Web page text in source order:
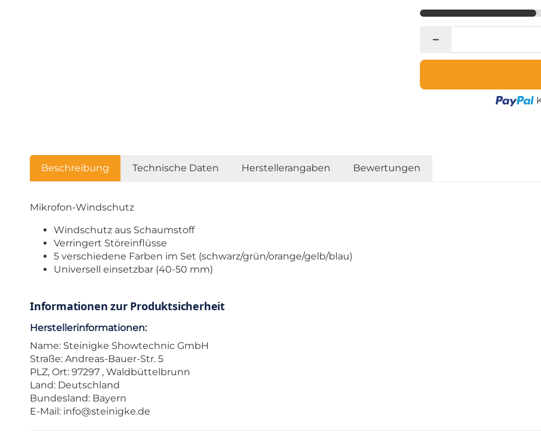
Beschreibung Technische Daten Herstellerangaben Bewertungen
Mikrofon-Windschutz
Windschutz aus Schaumstoff
Verringert Störeinflüsse
5 verschiedene Farben im Set (schwarz/grün/orange/gelb/blau)
Universell einsetzbar (40-50 mm)
Informationen zur Produktsicherheit
Herstellerinformationen:
Name: Steinigke Showtechnic GmbH
Straße: Andreas-Bauer-Str. 5
PLZ, Ort: 97297 , Waldbüttelbrunn
Land: Deutschland
Bundesland: Bayern
E-Mail: info@steinigke.de